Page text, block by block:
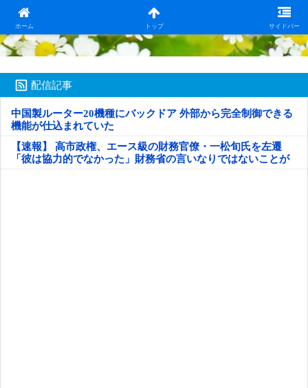
ホーム トップ サイドバー
日本第一！ニュース録
配信記事
中国製ルーター20機種にバックドア 外部から完全制御できる
機能が仕込まれていた
【速報】 高市政権、エース級の財務官僚・一松旬氏を左遷
「彼は協力的でなかった」財務省の言いなりではないことが
判明